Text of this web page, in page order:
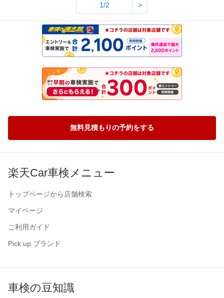
1/2 >
無料見積もりの予約をする
楽天Car車検メニュー
トップページから店舗検索
マイページ
ご利用ガイド
Pick up ブランド
車検の豆知識